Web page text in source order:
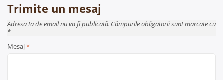
Trimite un mesaj
Adresa ta de email nu va fi publicată. Câmpurile obligatorii sunt marcate cu
*
Mesaj*